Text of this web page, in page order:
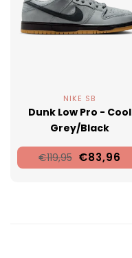
NIKE SB
Dunk Low Pro - Cool
Grey/Black
€119,95 €83,96